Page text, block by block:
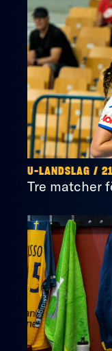
U-LANDSLAG /
Tre matcher